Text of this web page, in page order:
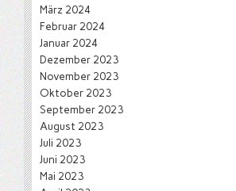
März 2024
Februar 2024
Januar 2024
Dezember 2023
November 2023
Oktober 2023
September 2023
August 2023
Juli 2023
Juni 2023
Mai 2023